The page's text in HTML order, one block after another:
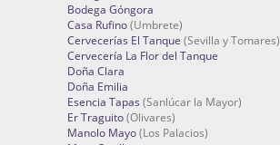
Bodega Góngora
Casa Rufino(Umbrete)
Cervecerías El Tanque (Sevilla y Tomares)
Cervecería La Flor del Tanque
Doña Clara
Doña Emilia
Esencia Tapas (Sanlúcar la Mayor)
Er Traguito(Olivares)
Manolo Mayo(Los Palacios)